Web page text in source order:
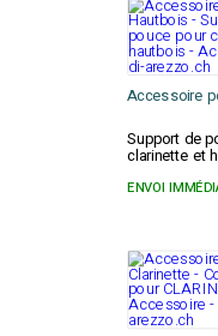
Accessoire
Support de
clarinette et
ENVOI